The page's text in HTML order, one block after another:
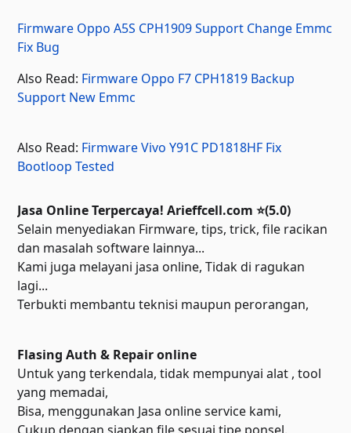
Firmware Oppo A5S CPH1909 Support Change Emmc
Fix Bug
Also Read: Firmware Oppo F7 CPH1819 Backup
Support New Emmc
Also Read: Firmware Vivo Y91C PD1818HF Fix
Bootloop Tested
Jasa Online Terpercaya! Arieffcell.com ⭐(5.0)
Selain menyediakan Firmware, tips, trick, file racikan
dan masalah software lainnya...
Kami juga melayani jasa online, Tidak di ragukan
lagi...
Terbukti membantu teknisi maupun perorangan,
Flasing Auth & Repair online
Untuk yang terkendala, tidak mempunyai alat , tool
yang memadai,
Bisa, menggunakan Jasa online service kami,